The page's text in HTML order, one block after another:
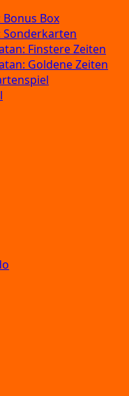
Bonus Box
Sonderkarten
Finstere Zeiten
Goldene Zeiten